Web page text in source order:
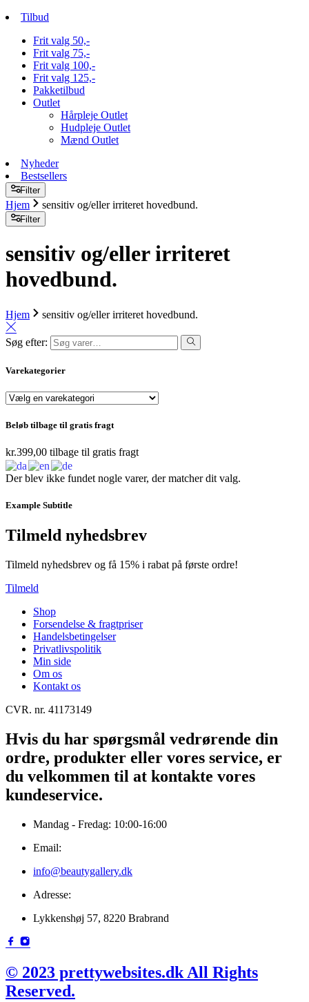
Tilbud
Frit valg 50,-
Frit valg 75,-
Frit valg 100,-
Frit valg 125,-
Pakketilbud
Outlet
Hårpleje Outlet
Hudpleje Outlet
Mænd Outlet
Nyheder
Bestsellers
Filter
Hjem sensitiv og/eller irriteret hovedbund.
Filter
sensitiv og/eller irriteret
hovedbund.
Hjem sensitiv og/eller irriteret hovedbund.
Søg efter:
Varekategorier
Beløb tilbage til gratis fragt
kr.399,00 tilbage til gratis fragt
Der blev ikke fundet nogle varer, der matcher dit valg.
Example Subtitle
Tilmeld nyhedsbrev
Tilmeld nyhedsbrev og få 15% i rabat på første ordre!
Tilmeld
Shop
Forsendelse & fragtpriser
Handelsbetingelser
Privatlivspolitik
Min side
Om os
Kontakt os
CVR. nr. 41173149
Hvis du har spørgsmål vedrørende din
ordre, produkter eller vores service, er
du velkommen til at kontakte vores
kundeservice.
Mandag - Fredag: 10:00-16:00
Email:
info@beautygallery.dk
Adresse:
Lykkenshøj 57, 8220 Brabrand
© 2023 prettywebsites.dk All Rights
Reserved.